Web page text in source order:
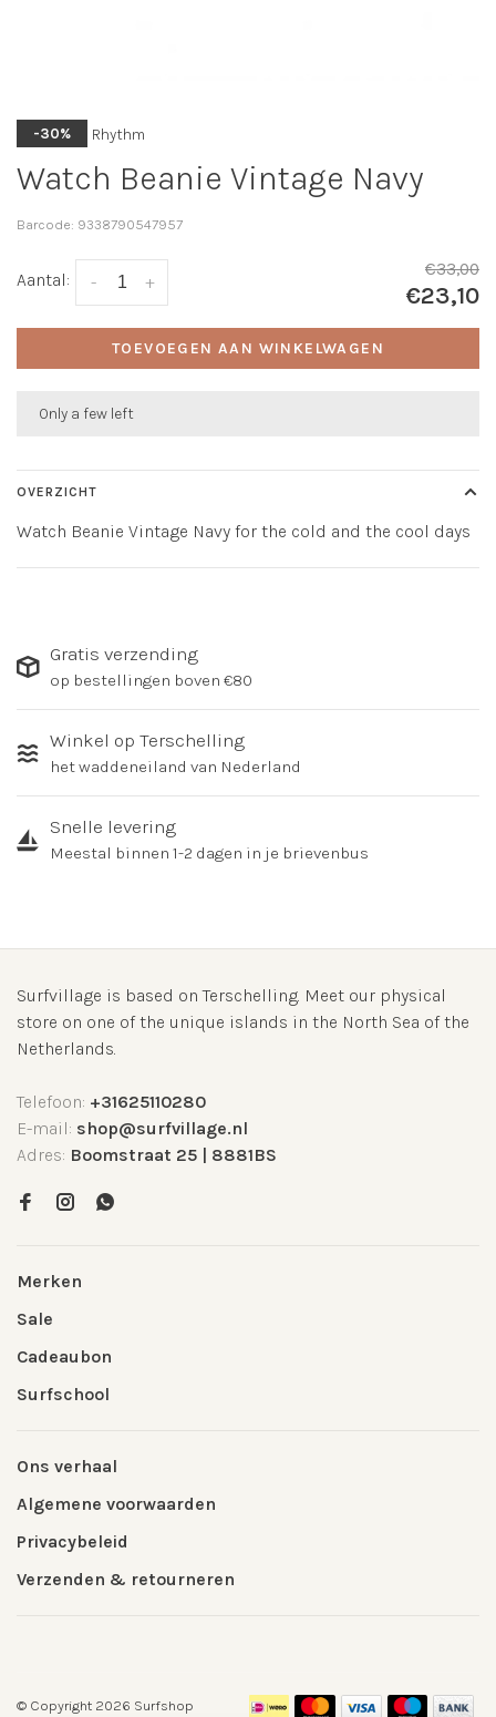
-30% Rhythm
Watch Beanie Vintage Navy
Barcode: 9338790547957
Aantal: +
-
€33,00
€23,10
TOEVOEGEN AAN WINKELWAGEN
Only a few left
OVERZICHT
Watch Beanie Vintage Navy for the cold and the cool days
Gratis verzending
op bestellingen boven €80
Winkel op Terschelling
het waddeneiland van Nederland
Snelle levering
Meestal binnen 1-2 dagen in je brievenbus
Surfvillage is based on Terschelling. Meet our physical
store on one of the unique islands in the North Sea of the
Netherlands.
Telefoon: +31625110280
E-mail: shop@surfvillage.nl
Adres: Boomstraat 25 | 8881BS
Merken
Sale
Cadeaubon
Surfschool
Ons verhaal
Algemene voorwaarden
Privacybeleid
Verzenden & retourneren
© Copyright 2026 Surfshop